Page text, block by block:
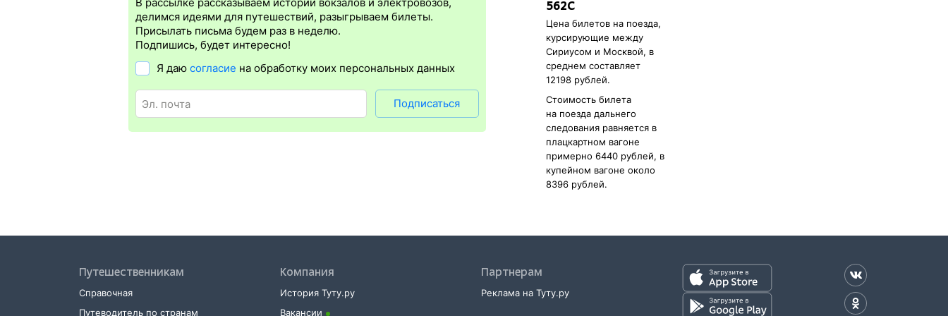
бланке.Электронная регистрациядоступна почти для всех заказов,
дорог СНГ. Для посадки в поезд будет нужен оригинал удостоверения личности, указанный в электронном жд
билете. А в случае отсутствия электронной регистрации еще и распечатка посадочного купона.
В рассылке рассказываем истории вокзалов и электровозов,
делимся идеями для путешествий, разыгрываем билеты.
Присылать письма будем раз в неделю.
Подпишись, будет интересно!
Я даю согласие на обработку моих персональных данных
Подписаться
562С
Цена билетов на поезда,
курсирующие между
Сириусом и Москвой, в
среднем составляет
12198 рублей.
Стоимость билета
на поезда дальнего
следования равняется в
плацкартном вагоне
примерно 6440 рублей, в
купейном вагоне около
8396 рублей.
Путешественникам
Справочная
Путеводитель по странам
Компания
История Туту.ру
Вакансии
Партнерам
Реклама на Туту.ру